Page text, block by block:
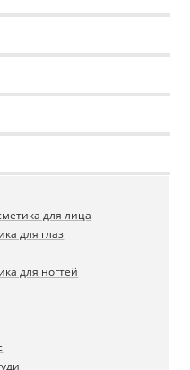
для лица
для глаз
для ногтей